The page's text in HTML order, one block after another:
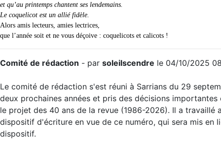
et qu’au printemps chantent ses lendemains.
Le coquelicot est un allié fidèle.
Alors amis lecteurs, amies lectrices,
que l’année soit et ne vous déçoive : coquelicots et calicots !
Comité de rédaction - par soleilscendre le 04/10/2025
Le comité de rédaction s'est réuni à Sarrians du 29
deux prochaines années et pris des décisions
le projet des 40 ans de la revue (1986-2026). Il a travaillé
dispositif d'écriture en vue de ce numéro, qui sera mis en
dispositif.